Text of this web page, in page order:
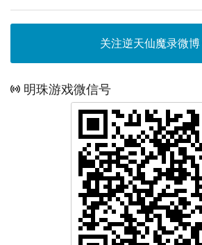
关注逆天仙魔录微博
明珠游戏微信号